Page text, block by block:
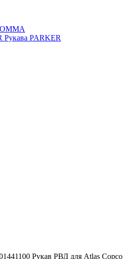
Рукава PARKER
Рукав РВД для Atlas Copco